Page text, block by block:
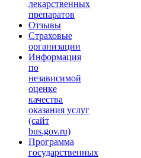
лекарственных
препаратов
Отзывы
Страховые
организации
Информация
по
независимой
оценке
качества
оказания услуг
(сайт
bus.gov.ru)
Программа
государственных